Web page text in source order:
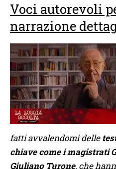
Voci autorevoli
narrazione
fatti avvalendomi delle
chiave come i magistrati
Giuliano Turone, che